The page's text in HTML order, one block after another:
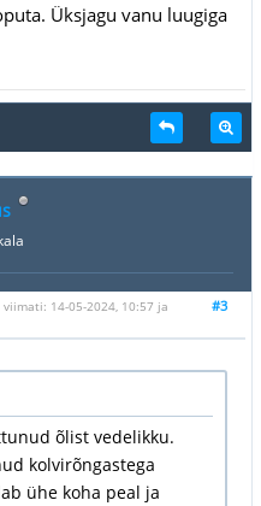
Üksjagu vanu luugiga
#3
14-05-2024, 10:57 ja
õlist vedelikku.
kolvirõngastega
ühe koha peal ja